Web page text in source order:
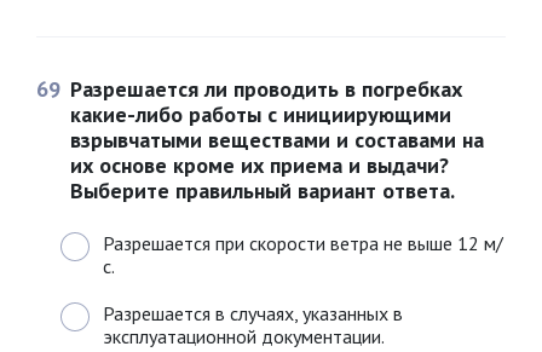
69 Разрешается ли проводить в погребках
какие-либо работы с инициирующими
взрывчатыми веществами и составами на
их основе кроме их приема и выдачи?
Выберите правильный вариант ответа.
Разрешается при скорости ветра не выше 12 м/
с.
Разрешается в случаях, указанных в
эксплуатационной документации.